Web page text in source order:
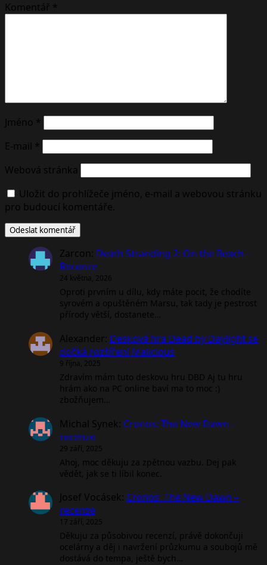
Komentář *
Jméno *
E-mail *
Webová stránka
Uložit do prohlížeče jméno, e-mail a webovou stránku
pro budoucí komentáře.
Zarcon: Death Stranding 2: On the Beach –
Recenze
24 května, 2026
Oproti prvním u dílu, kdy máte pocit, že chodíte
syrovém a opuštěném Marsu, tak tady je pestrost
přírody větší, dostanete…
Alexander: Desková hra Dead by Daylight se
dočká rozšíření Malicious
9 října, 2025
Zdravím mám tuto deskovu hru DBD Aj tu hru
hrám ako na PC online baví ma to moc :)
zbožňujem…
Michal Synek: Cronos: The New Dawn –
recenze
29 září, 2025
Ahoj, moc děkuju za zpětnou vazbu. Dej pak
vědět, jak se ti líbil konec.
Josef Vocásek: Cronos: The New Dawn –
recenze
17 září, 2025
Děkuju za působivou recenzí, právě dokončuji
ocelárny a děj i navržení průzkumu a soubojů mě
dostává do tempa, ještě bych…